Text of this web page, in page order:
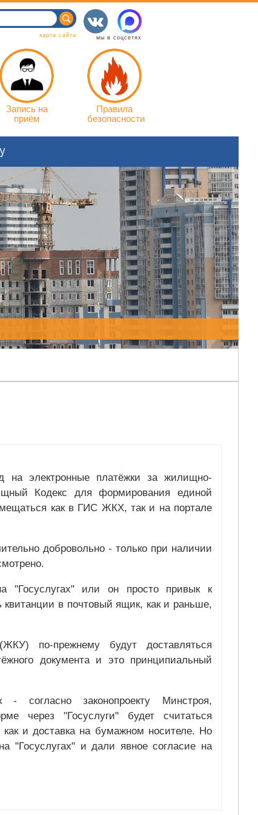
мы в соцсетях
карта сайта
Запись на
приём
Правила
безопасности
на электронные платёжки за жилищно-
Кодекс для формирования единой
как в ГИС ЖКХ, так и на портале
добровольно - только при наличии
"Госуслугах" или он просто привык к
в почтовый ящик, как и раньше,
по-прежнему будут доставляться
документа и это принципиальный
согласно законопроекту Минстроя,
через "Госуслуги" будет считаться
как и доставка на бумажном носителе. Но
"Госуслугах" и дали явное согласие на